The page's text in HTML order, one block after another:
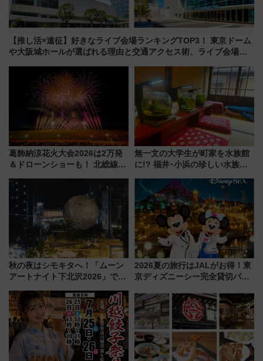
【推し活×遠征】好きなライブ会場ランキングTOP3！ 東京ドーム
や大阪城ホールが選ばれる理由と交通アクセス術、ライブ会場に
葛飾納涼花火大会2026は2万発
＆ドローンショーも！ 北総線を
車、観覧スポット情報と周辺観
光まとめ（7/28開催）
無一文の大学生が町家を水族館
に!? 福井･小浜の珍しい水族
作体験、鯖街道の御食国など 小
浜観光レポ 第2弾
秋の夜はシモキタへ！「ムーン
アートナイト下北沢2026」でイ
を満喫しよう
2026夏の旅行はJALがお得！東
京ディズニーシー完全貸切パー
ーン始まる 条件は「夏の国内
線に2回搭乗」